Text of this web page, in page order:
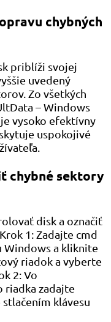
chybných
priblíži svojej
uvedený
Zo všetkých
– Windows
vysoko efektívny
uspokojivé
chybné sektory
disk a označiť
1: Zadajte cmd
Windows a kliknite
riadok a vyberte
2: Vo
riadka zadajte
klávesu